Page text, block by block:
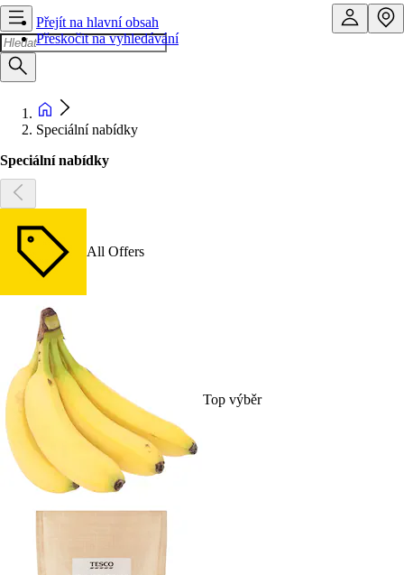
Přejít na hlavní obsah
Přeskočit na vyhledávání
Speciální nabídky
Speciální nabídky
All Offers
Top výběr